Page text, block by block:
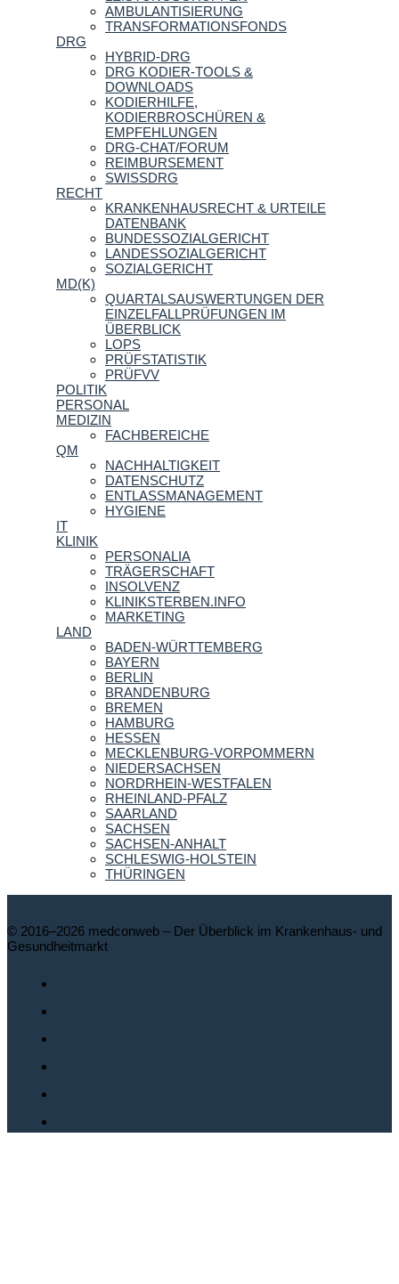
AMBULANTISIERUNG
TRANSFORMATIONSFONDS
DRG
HYBRID-DRG
DRG KODIER-TOOLS &
DOWNLOADS
KODIERHILFE,
KODIERBROSCHÜREN &
EMPFEHLUNGEN
DRG-CHAT/FORUM
REIMBURSEMENT
SWISSDRG
RECHT
KRANKENHAUSRECHT & URTEILE
DATENBANK
BUNDESSOZIALGERICHT
LANDESSOZIALGERICHT
SOZIALGERICHT
MD(K)
QUARTALSAUSWERTUNGEN DER
EINZELFALLPRÜFUNGEN IM
ÜBERBLICK
LOPS
PRÜFSTATISTIK
PRÜFVV
POLITIK
PERSONAL
MEDIZIN
FACHBEREICHE
QM
NACHHALTIGKEIT
DATENSCHUTZ
ENTLASSMANAGEMENT
HYGIENE
IT
KLINIK
PERSONALIA
TRÄGERSCHAFT
INSOLVENZ
KLINIKSTERBEN.INFO
MARKETING
LAND
BADEN-WÜRTTEMBERG
BAYERN
BERLIN
BRANDENBURG
BREMEN
HAMBURG
HESSEN
MECKLENBURG-VORPOMMERN
NIEDERSACHSEN
NORDRHEIN-WESTFALEN
RHEINLAND-PFALZ
SAARLAND
SACHSEN
SACHSEN-ANHALT
SCHLESWIG-HOLSTEIN
THÜRINGEN
© 2016–2026 medconweb – Der Überblick im Krankenhaus- und
Gesundheitmarkt